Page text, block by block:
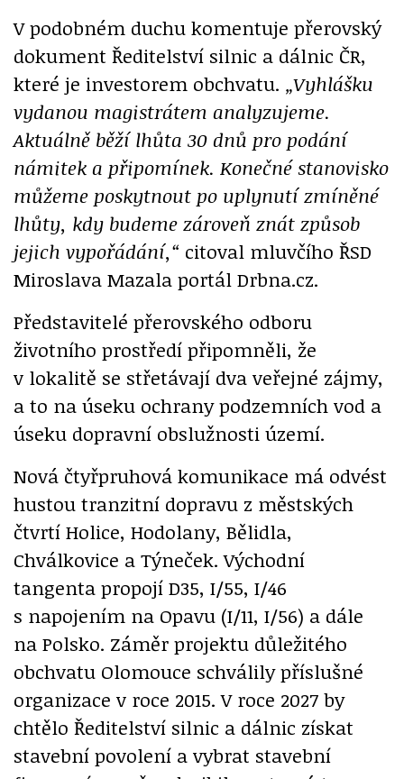
V podobném duchu komentuje přerovský
dokument Ředitelství silnic a dálnic ČR,
které je investorem obchvatu. „Vyhlášku
vydanou magistrátem analyzujeme.
Aktuálně běží lhůta 30 dnů pro podání
námitek a připomínek. Konečné stanovisko
můžeme poskytnout po uplynutí zmíněné
lhůty, kdy budeme zároveň znát způsob
jejich vypořádání,“ citoval mluvčího ŘSD
Miroslava Mazala portál Drbna.cz.
Představitelé přerovského odboru
životního prostředí připomněli, že
v lokalitě se střetávají dva veřejné zájmy,
a to na úseku ochrany podzemních vod a
úseku dopravní obslužnosti území.
Nová čtyřpruhová komunikace má odvést
hustou tranzitní dopravu z městských
čtvrtí Holice, Hodolany, Bělidla,
Chválkovice a Týneček. Východní
tangenta propojí D35, I/55, I/46
s napojením na Opavu (I/11, I/56) a dále
na Polsko. Záměr projektu důležitého
obchvatu Olomouce schválily příslušné
organizace v roce 2015. V roce 2027 by
chtělo Ředitelství silnic a dálnic získat
stavební povolení a vybrat stavební